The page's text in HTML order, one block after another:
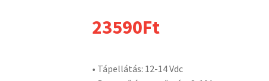
23590Ft
• Tápellátás: 12-14 Vdc